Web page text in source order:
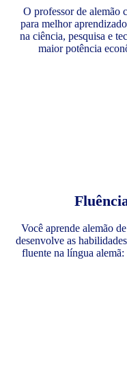
O professor de alemão
para melhor
na ciência, pesquisa e
maior potência
Você aprende alemão
desenvolve as
fluente na língua